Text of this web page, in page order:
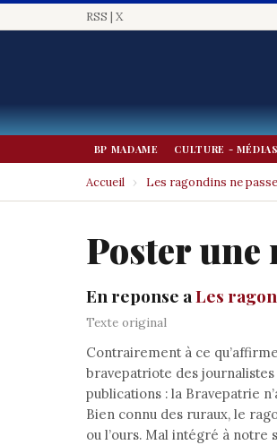
RSS | X
BP MADAME CULTURE - MÉDIAS
Accueil › Les ragondins ne
Poster une
En reponse aLes
Texte original
Contrairement à ce
bravepatriote des
publications : la Bravepatrie
Bien connu des ruraux, le
ou l’ours. Mal intégré à notre